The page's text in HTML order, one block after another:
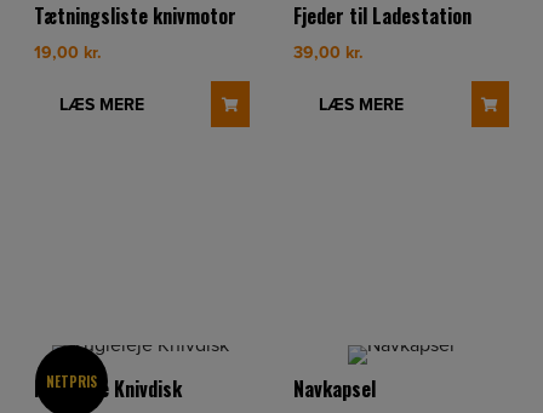
Tætningsliste knivmotor
19,00 kr.
LÆS MERE
Fjeder til Ladestation
39,00 kr.
LÆS MERE
NETPRIS
Kugleleje Knivdisk Navkapsel